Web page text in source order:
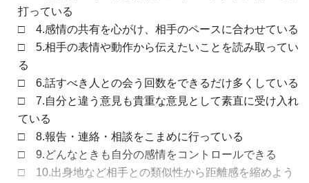
打っている
□ 4.感情の共有を心がけ、相手のペースに合わせている
□ 5.相手の表情や動作から伝えたいことを読み取ってい
る
□ 6.話すべき人との会う回数をできるだけ多くしている
□ 7.自分と違う意見も貴重な意見として素直に受け入れ
ている
□ 8.報告・連絡・相談をこまめに行っている
□ 9.どんなときも自分の感情をコントロールできる
□ 10.出身地など相手との類似性から距離感を縮めよう